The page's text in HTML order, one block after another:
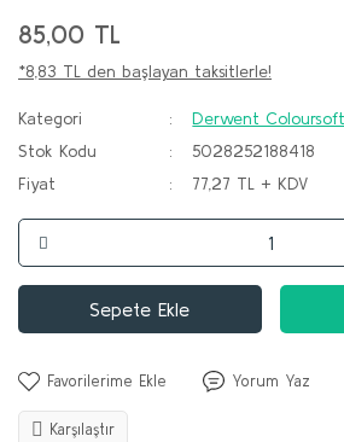
85,00 TL
*8,83 TL den başlayan taksitlerle!
Kategori
Derwent
Stok Kodu
5028252188418
Fiyat
77,27 TL + KDV
Sepete Ekle
Yorum Yaz
Karşılaştır